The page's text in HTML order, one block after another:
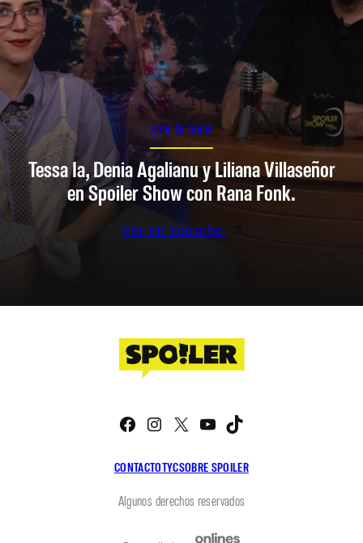
SPOILER SHOW
Tessa Ia, Denia Agalianu y Liliana Villaseñor
en Spoiler Show con Rana Fonk.
Ver en Youtube
CONTACTOTYCSOBRE SPOILER
Facebook
Instagram
X YouTube
Algunos derechos reservados